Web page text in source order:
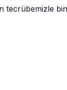
tecrübemizle